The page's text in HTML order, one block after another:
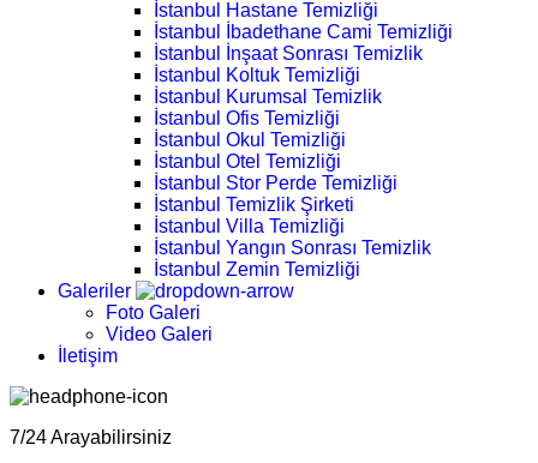
İstanbul Hastane Temizliği
İstanbul İbadethane Cami Temizliği
İstanbul İnşaat Sonrası Temizlik
İstanbul Koltuk Temizliği
İstanbul Kurumsal Temizlik
İstanbul Ofis Temizliği
İstanbul Okul Temizliği
İstanbul Otel Temizliği
İstanbul Stor Perde Temizliği
İstanbul Temizlik Şirketi
İstanbul Villa Temizliği
İstanbul Yangın Sonrası Temizlik
İstanbul Zemin Temizliği
Galeriler
Foto Galeri
Video Galeri
İletişim
7/24 Arayabilirsiniz